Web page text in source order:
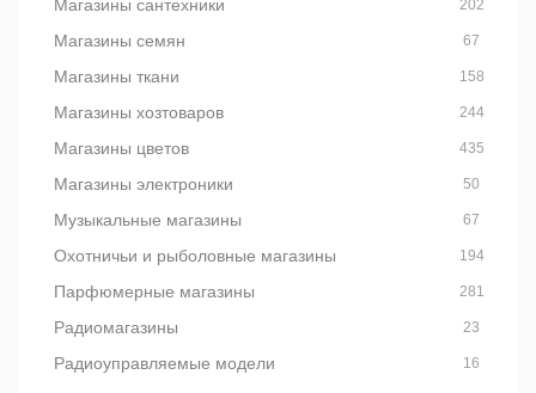
Магазины сантехники 202
Магазины семян 67
Магазины ткани 158
Магазины хозтоваров 244
Магазины цветов 435
Магазины электроники 50
Музыкальные магазины 67
Охотничьи и рыболовные магазины 194
Парфюмерные магазины 281
Радиомагазины 23
Радиоуправляемые модели 16